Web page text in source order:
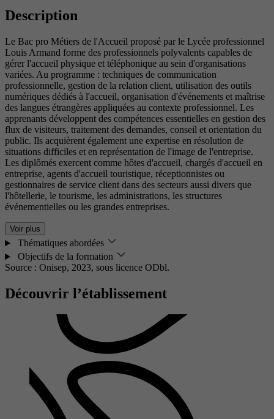
Description
Le Bac pro Métiers de l'Accueil proposé par le Lycée professionnel
Louis Armand forme des professionnels polyvalents capables de
gérer l'accueil physique et téléphonique au sein d'organisations
variées. Au programme : techniques de communication
professionnelle, gestion de la relation client, utilisation des outils
numériques dédiés à l'accueil, organisation d'événements et maîtrise
des langues étrangères appliquées au contexte professionnel. Les
apprenants développent des compétences essentielles en gestion des
flux de visiteurs, traitement des demandes, conseil et orientation du
public. Ils acquièrent également une expertise en résolution de
situations difficiles et en représentation de l'image de l'entreprise.
Les diplômés exercent comme hôtes d'accueil, chargés d'accueil en
entreprise, agents d'accueil touristique, réceptionnistes ou
gestionnaires de service client dans des secteurs aussi divers que
l'hôtellerie, le tourisme, les administrations, les structures
événementielles ou les grandes entreprises.
Voir plus
Thématiques abordées
Objectifs de la formation
Source : Onisep, 2023, sous licence ODbl.
Découvrir l’établissement